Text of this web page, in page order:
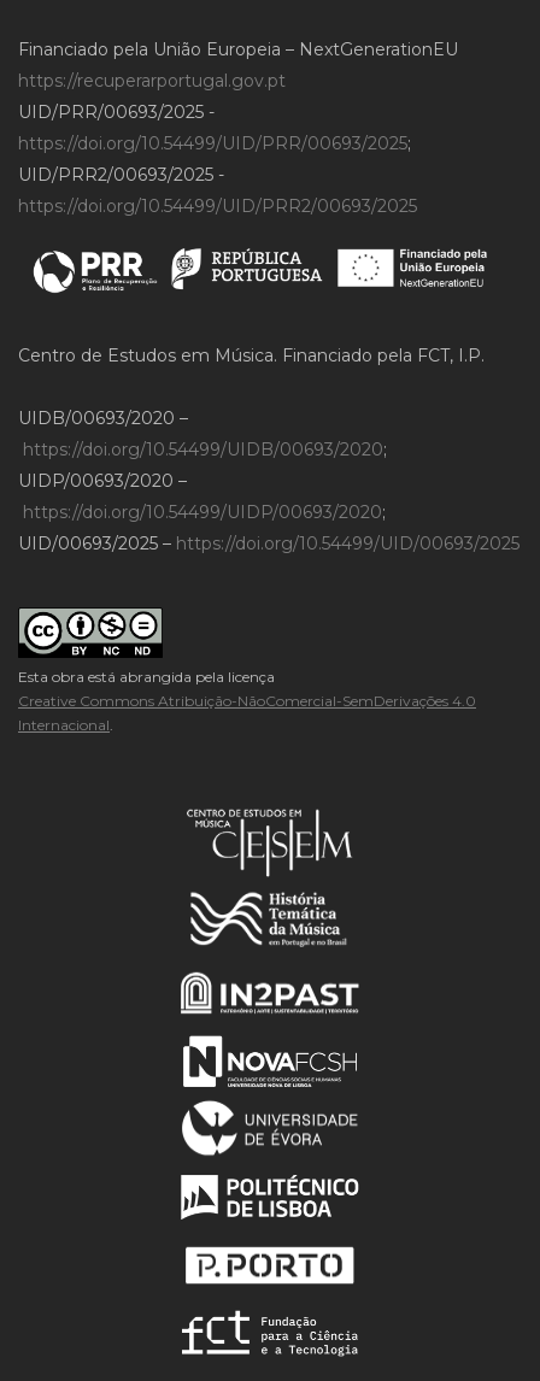
Financiado pela União Europeia – NextGenerationEU
https://recuperarportugal.gov.pt
UID/PRR/00693/2025 -
https://doi.org/10.54499/UID/PRR/00693/2025;
UID/PRR2/00693/2025 -
https://doi.org/10.54499/UID/PRR2/00693/2025
Centro de Estudos em Música. Financiado pela FCT, I.P.
UIDB/00693/2020 –
https://doi.org/10.54499/UIDB/00693/2020;
UIDP/00693/2020 –
https://doi.org/10.54499/UIDP/00693/2020;
UID/00693/2025 – https://doi.org/10.54499/UID/00693/2025
Esta obra está abrangida pela licença
Creative Commons Atribuição-NãoComercial-SemDerivações 4.0
Internacional